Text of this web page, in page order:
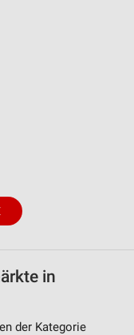
in
der Kategorie